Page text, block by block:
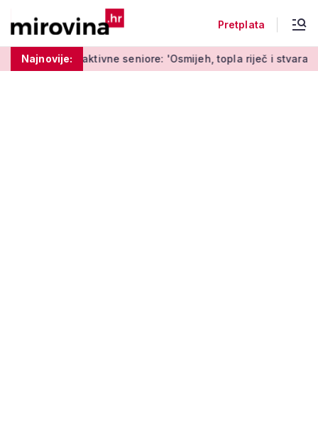
Pretplata
Najnovije:
aktivne seniore: 'Osmijeh, topla riječ i stvaranje novih